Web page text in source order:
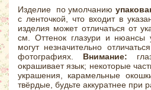
Изделие по умолчанию
с ленточкой, что входит в
изделия может отличаться от
см. Оттенок глазури и нюансы
могут незначительно
фотографиях. Внимание:
окрашивает язык; некоторые
украшения, карамельные
твёрдые, будьте аккуратнее при